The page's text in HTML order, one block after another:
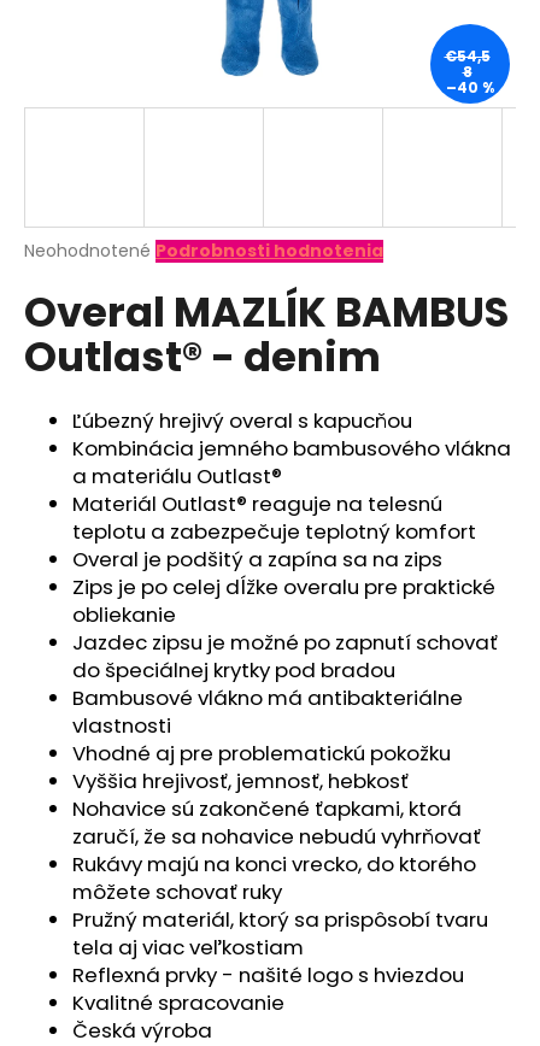
Priemerné
produktu
je
0,0
z
hviezdičiek.
Neohodnotené Podrobnosti hodnotenia
Overal MAZLÍK BAMBUS
Outlast® - denim
Ľúbezný hrejivý overal s kapucňou
Kombinácia jemného bambusového vlákna
a materiálu Outlast®
Materiál Outlast® reaguje na telesnú
teplotu a zabezpečuje teplotný komfort
Overal je podšitý a zapína sa na zips
Zips je po celej dĺžke overalu pre praktické
obliekanie
Jazdec zipsu je možné po zapnutí schovať
do špeciálnej krytky pod bradou
Bambusové vlákno má antibakteriálne
vlastnosti
Vhodné aj pre problematickú pokožku
Vyššia hrejivosť, jemnosť, hebkosť
Nohavice sú zakončené ťapkami, ktorá
zaručí, že sa nohavice nebudú vyhrňovať
Rukávy majú na konci vrecko, do ktorého
môžete schovať ruky
Pružný materiál, ktorý sa prispôsobí tvaru
tela aj viac veľkostiam
Reflexná prvky - našité logo s hviezdou
Kvalitné spracovanie
Česká výroba
€54,5
8
–40 %
PONOŽKY
FROTÉ
OUTLAST®
RUŽOVÁ
€5,42